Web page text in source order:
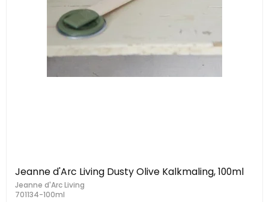
Jeanne d'Arc Living Dusty Olive Kalkmaling, 100ml
Jeanne d'Arc Living
701134-100ml